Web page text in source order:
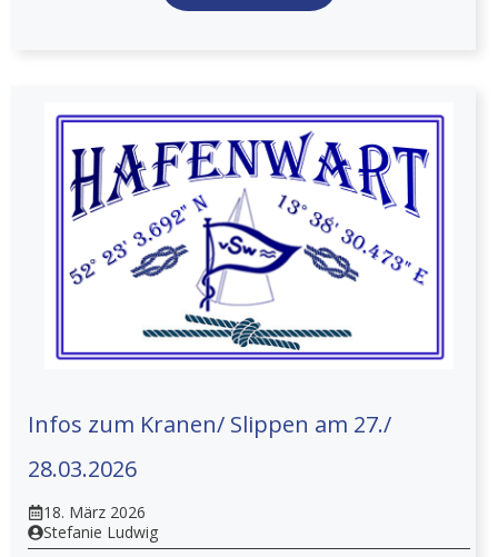
Infos zum Kranen/ Slippen am 27./
28.03.2026
18. März 2026
Stefanie Ludwig